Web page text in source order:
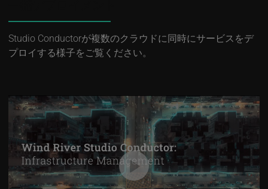
Studio Conductorが複数のクラウドに同時にサービスをデ
プロイする様子をご覧ください。